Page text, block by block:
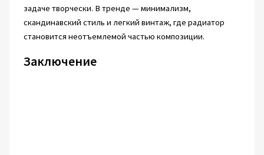
задаче творчески. В тренде — минимализм,
скандинавский стиль и легкий винтаж, где радиатор
становится неотъемлемой частью композиции.
Заключение